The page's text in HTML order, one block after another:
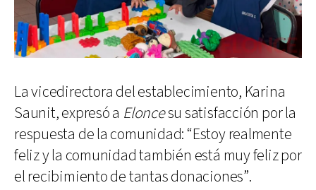
La vicedirectora del establecimiento, Karina
Saunit, expresó a Eloncesu satisfacción por la
respuesta de la comunidad: “Estoy realmente
feliz y la comunidad también está muy feliz por
el recibimiento de tantas donaciones”.